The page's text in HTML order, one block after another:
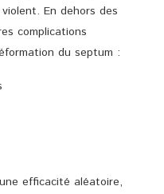
En dehors des
complications
du septum :
efficacité aléatoire,